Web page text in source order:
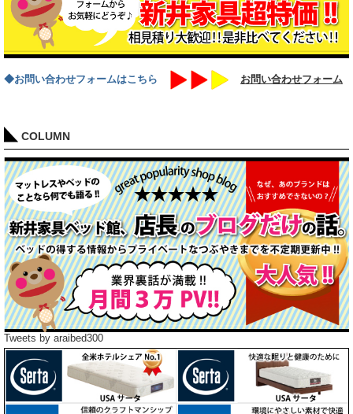
◆お問い合わせフォームはこちら お問い合わせフォーム
COLUMN
Tweets by araibed300